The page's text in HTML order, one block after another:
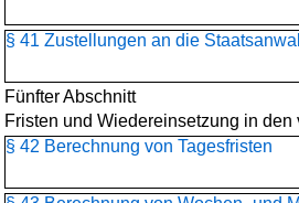
§ 41 Zustellungen an die
Fünfter Abschnitt
Fristen und Wiedereinsetzung in den
§ 42 Berechnung von Tagesfristen